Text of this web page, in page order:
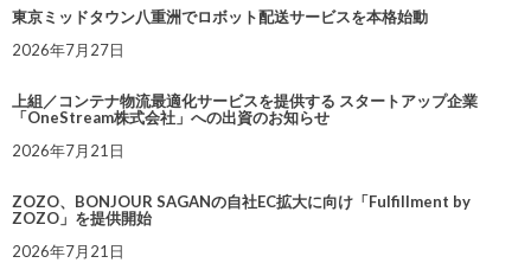
東京ミッドタウン八重洲でロボット配送サービスを本格始動
2026年7月27日
上組／コンテナ物流最適化サービスを提供する スタートアップ企業
「OneStream株式会社」への出資のお知らせ
2026年7月21日
ZOZO、BONJOUR SAGANの自社EC拡大に向け「Fulfillment by
ZOZO」を提供開始
2026年7月21日